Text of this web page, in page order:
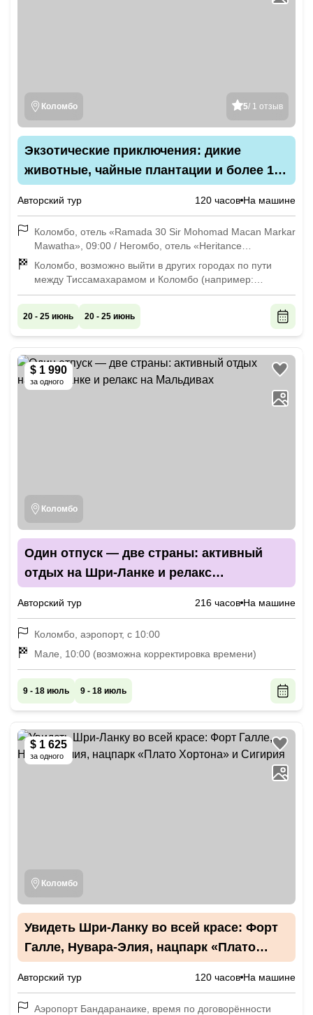
5/ 1 отзыв
Коломбо
Экзотические приключения: дикие
животные, чайные плантации и более 150
Авторский тур 120 часов На машине
Коломбо, отель «Ramada 30 Sir Mohomad Macan Markar
Mawatha», 09:00 / Негомбо, отель «Heritance
Negombo», 11:00 / аэропорт, отель «Airport city Hotel
Avariwatta Road», Катунаяка, 12:00
Коломбо, возможно выйти в других городах по пути
между Тиссамахарамом и Коломбо (например:
Тангалле, Велигама, Галле, Калутара)
20 - 25 июнь 20 - 25 июнь
$ 1 990
за одного
Коломбо
Один отпуск — две страны: активный
отдых на Шри-Ланке и релакс
Авторский тур 216 часов На машине
Коломбо, аэропорт, с 10:00
Мале, 10:00 (возможна корректировка времени)
9 - 18 июль 9 - 18 июль
$ 1 625
за одного
Коломбо
Увидеть Шри-Ланку во всей красе: Форт
Галле, Нувара-Элия, нацпарк «Плато
Авторский тур 120 часов На машине
Аэропорт Бандаранаике, время по договорённости